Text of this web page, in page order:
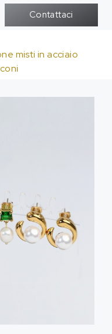
Contattaci
misti in acciaio